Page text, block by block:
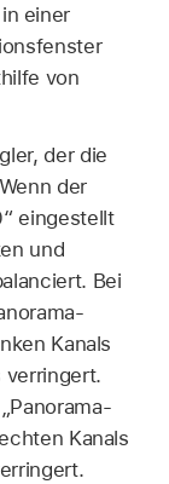
einer
von
der die
der
eingestellt
und
Bei
Kanals
verringert.
Kanals